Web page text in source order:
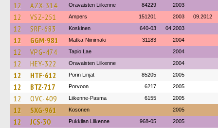
12 AZX-314 Oravaisten Liikenne 84229 2003
12 VSZ-251 Ampers 151201 2003 09.2012
12 SRF-683 Koskinen 640-03 04.2003
12 GGM-981 Matka-Niinimäki 31183 2004
12 VPG-474 Tapio Lae 2004
12 HEY-322 Oravaisten Liikenne 2004
12 HTF-612 Porin Linjat 85205 2005
12 BTZ-717 Porvoon 6217 2005
12 OVC-409 Liikenne-Pasma 6155 2005
12 SXG-961 Kosonen 2005
12 JCS-30 Pukkilan Liikenne 968-05 2005